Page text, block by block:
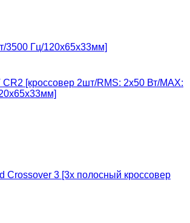
[кроссовер 2шт/RMS: 2х50 Вт/MAX: